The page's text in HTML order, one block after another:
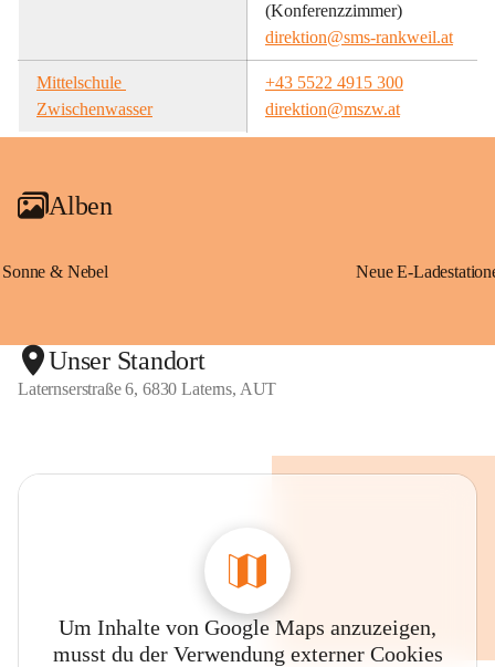
(Konferenzzimmer)
direktion@sms-rankweil.at
Mittelschule
Zwischenwasser
+43 5522 4915 300
direktion@mszw.at
Alben
Sonne & Nebel
Unser Standort
Laternserstraße 6, 6830 Laterns, AUT
Um Inhalte von Google Maps anzuzeigen,
musst du der Verwendung externer Cookies